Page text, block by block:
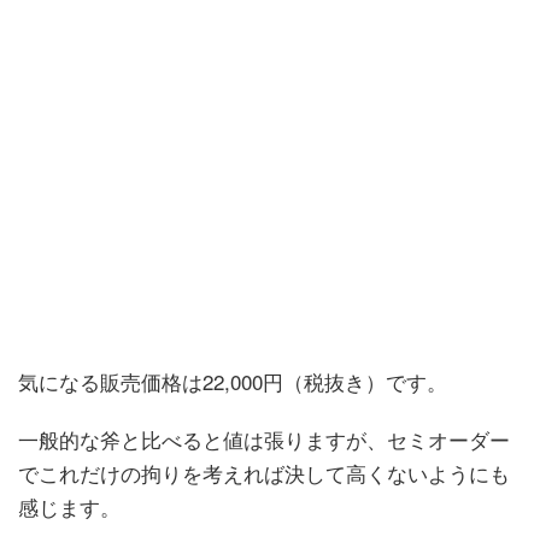
気になる販売価格は22,000円（税抜き）です。
一般的な斧と比べると値は張りますが、セミオーダー
でこれだけの拘りを考えれば決して高くないようにも
感じます。